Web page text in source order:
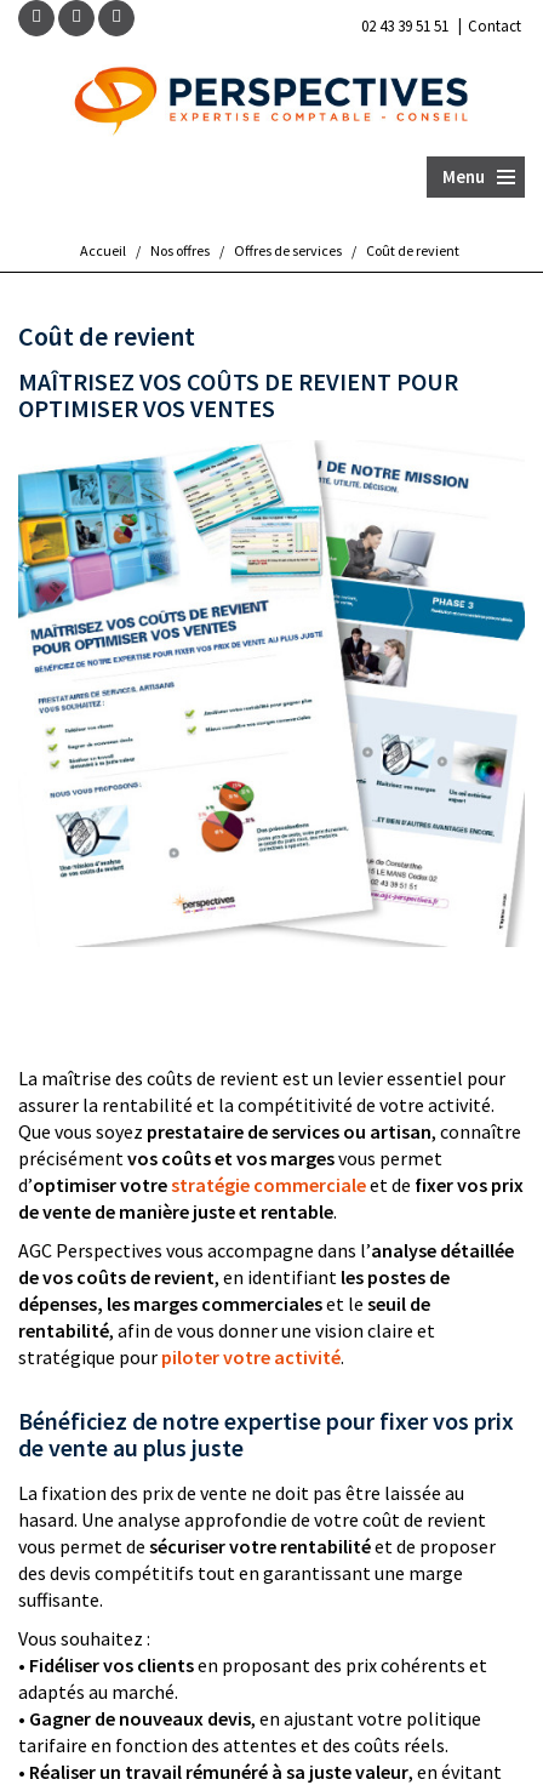
02 43 39 51 51 | Contact
Menu
Accueil / Nos offres / Offres de services / Coût de revient
Coût de revient
MAÎTRISEZ VOS COÛTS DE REVIENT POUR
OPTIMISER VOS VENTES
La maîtrise des coûts de revient est un levier essentiel pour
assurer la rentabilité et la compétitivité de votre activité.
Que vous soyez prestataire de services ou artisan, connaître
précisémentvos coûts et vos margesvous permet
d’optimiser votrestratégie commercialeet de fixer vos prix
de vente de manière juste et rentable.
AGC Perspectives vous accompagne dans l’analyse détaillée
de vos coûts de revient, en identifiant les postes de
dépenses, les marges commercialeset le seuil de
rentabilité, afin de vous donner une vision claire et
stratégique pour piloter votre activité.
Bénéficiez de notre expertise pour fixer vos prix
de vente au plus juste
La fixation des prix de vente ne doit pas être laissée au
hasard. Une analyse approfondie de votre coût de revient
vous permet de sécuriser votre rentabilitéet de proposer
des devis compétitifs tout en garantissant une marge
suffisante.
Vous souhaitez :
• Fidéliser vos clientsen proposant des prix cohérents et
adaptés au marché.
• Gagner de nouveaux devis, en ajustant votre politique
tarifaire en fonction des attentes et des coûts réels.
• Réaliser un travail rémunéré à sa juste valeur, en évitant